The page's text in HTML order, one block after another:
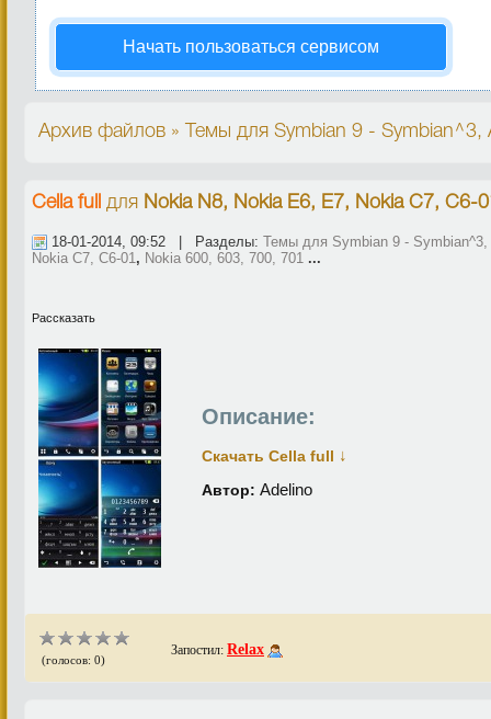
Начать пользоваться сервисом
Архив файлов » Темы для Symbian 9 - Symbian^3,
Cella full для Nokia N8, Nokia E6, E7, Nokia C7, C6-
18-01-2014, 09:52 | Разделы: Темы для Symbian 9 - Symbian^3,
Nokia C7, C6-01, Nokia 600, 603, 700, 701 ...
Рассказать
Описание:
Скачать Cella full ↓
Автор: Adelino
(голосов: 0)
Запостил: Relax